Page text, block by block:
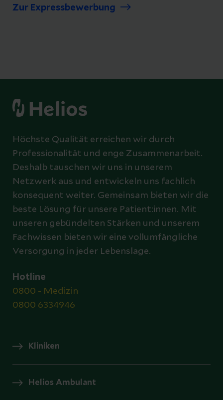
Zur Expressbewerbung
Höchste Qualität erreichen wir durch
Professionalität und enge Zusammenarbeit.
Deshalb tauschen wir uns in unserem
Netzwerk aus und entwickeln uns fachlich
konsequent weiter. Gemeinsam bieten wir die
beste Lösung für unsere Patient:innen. Mit
unseren gebündelten Stärken und unserem
Fachwissen bieten wir eine vollumfängliche
Versorgung in jeder Lebenslage.
Hotline
0800 - Medizin
0800 6334946
Kliniken
Helios Ambulant